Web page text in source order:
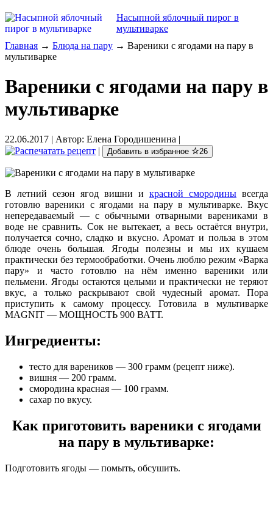
Насыпной яблочный пирог в
мультиварке
Главная → Блюда на пару → Вареники с ягодами на пару в
мультиварке
Вареники с ягодами на пару в
мультиварке
22.06.2017 | Автор: Елена Городишенина |
|
Добавить в избранное 26
В летний сезон ягод вишни и красной смородины всегда
готовлю вареники с ягодами на пару в мультиварке. Вкус
непередаваемый — с обычными отварными варениками в
воде не сравнить. Сок не вытекает, а весь остаётся внутри,
получается сочно, сладко и вкусно. Аромат и польза в этом
блюде очень большая. Ягоды полезны и мы их кушаем
практически без термообработки. Очень люблю режим «Варка
пару» и часто готовлю на нём именно вареники или
пельмени. Ягоды остаются целыми и практически не теряют
вкус, а только раскрывают свой чудесный аромат. Пора
приступить к самому процессу. Готовила в мультиварке
MAGNIT — МОЩНОСТЬ 900 ВАТТ.
Ингредиенты:
тесто для вареников — 300 грамм (рецепт ниже).
вишня — 200 грамм.
смородина красная — 100 грамм.
сахар по вкусу.
Как приготовить вареники с ягодами
на пару в мультиварке:
Подготовить ягоды — помыть, обсушить.